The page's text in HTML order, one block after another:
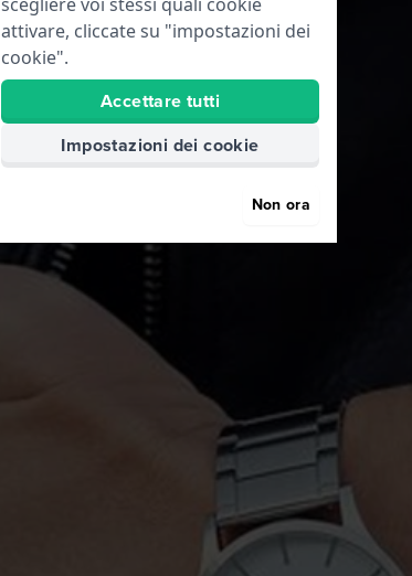
attivare, cliccate su "impostazioni dei
cookie".
Accettare tutti
Impostazioni dei cookie
Non ora